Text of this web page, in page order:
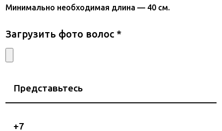
Минимально необходимая длина — 40 см.
Загрузить фото волос *